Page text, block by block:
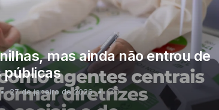
mas ainda não entrou de
públicas
27 de janeiro de 2026 0